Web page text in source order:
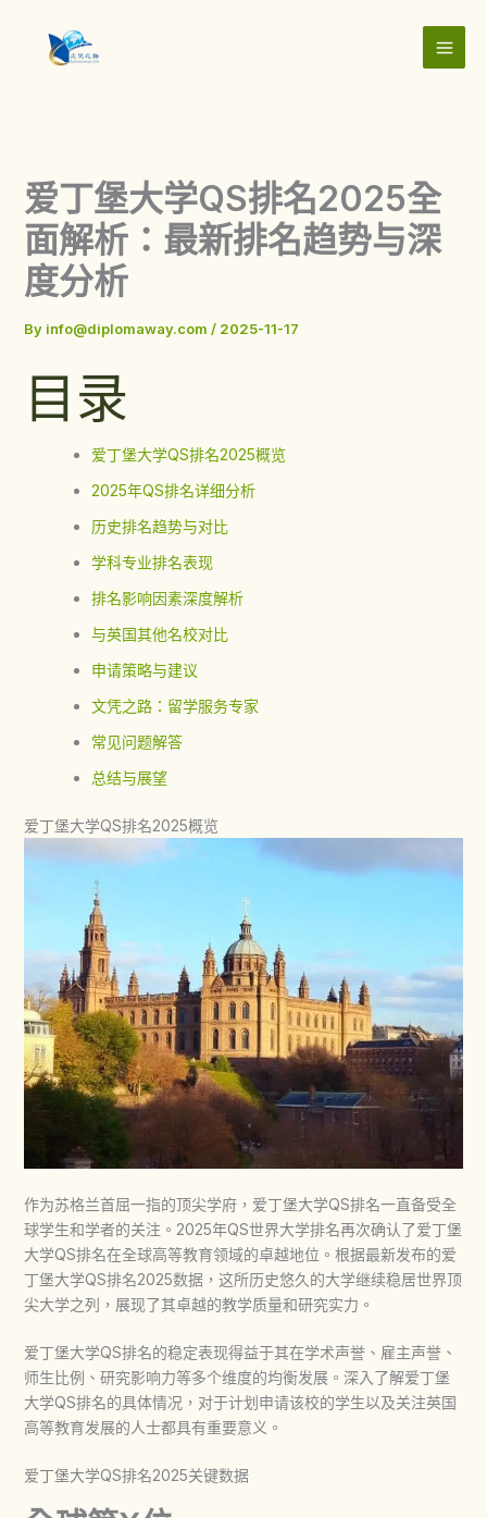
content
爱丁堡大学QS排名2025全
面解析：最新排名趋势与深
度分析
By info@diplomaway.com / 2025-11-17
目录
爱丁堡大学QS排名2025概览
2025年QS排名详细分析
历史排名趋势与对比
学科专业排名表现
排名影响因素深度解析
与英国其他名校对比
申请策略与建议
文凭之路：留学服务专家
常见问题解答
总结与展望
爱丁堡大学QS排名2025概览
作为苏格兰首屈一指的顶尖学府， 爱丁堡大学QS排名一直备受全
球学生和学者的关注。2025年QS世界大学排名再次确认了爱丁堡
大学QS排名在全球高等教育领域的卓越地位。根据最新发布的爱
丁堡大学QS排名2025数据，这所历史悠久的大学继续稳居世界顶
尖大学之列，展现了其卓越的教学质量和研究实力。
爱丁堡大学QS排名的稳定表现得益于其在学术声誉、雇主声誉、
师生比例、研究影响力等多个维度的均衡发展。深入了解爱丁堡
大学QS排名的具体情况，对于计划申请该校的学生以及关注英国
高等教育发展的人士都具有重要意义。
爱丁堡大学QS排名2025关键数据